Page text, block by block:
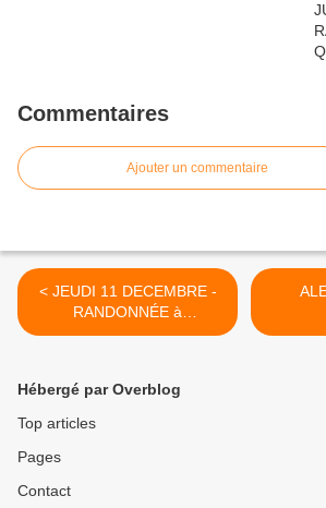
Commentaires
Ajouter un commentaire
< JEUDI 11 DECEMBRE -
RANDONNÉE à
PLOEMEUR
Hébergé par Overblog
Top articles
Pages
Contact